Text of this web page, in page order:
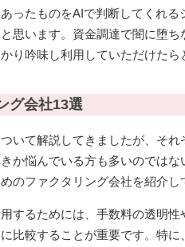
ったものをAIで判断してくれ
思います。資金調達で闇に堕
り吟味し利用していただけたら
グ会社13選
いて解説してきましたが、そ
か悩んでいる方も多いのでは
のファクタリング会社を紹介し
するためには、手数料の透明
比較することが重要です。特